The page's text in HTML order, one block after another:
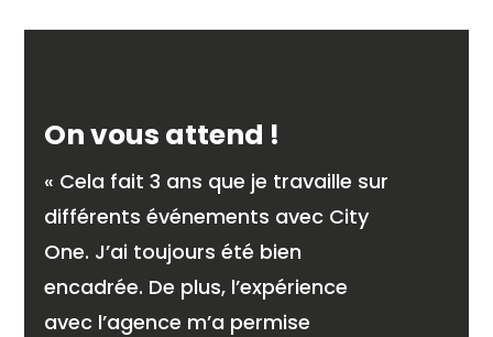
On vous attend !
« Cela fait 3 ans que je travaille sur
différents événements avec City
One. J’ai toujours été bien
encadrée. De plus, l’expérience
avec l’agence m’a permise